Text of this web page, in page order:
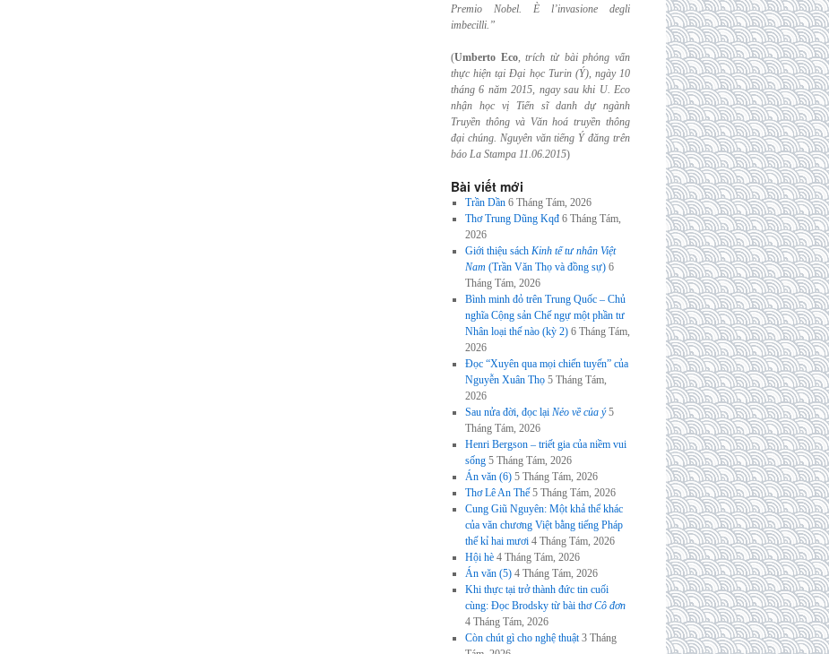
Premio Nobel. È l’invasione degli
imbecilli.”
(Umberto Eco,trích từ bài phỏng vấn
thực hiện tại Đại học Turin (Ý), ngày 10
tháng 6 năm 2015, ngay sau khi U. Eco
nhận học vị Tiến sĩ danh dự ngành
Truyền thông và Văn hoá truyền thông
đại chúng. Nguyên văn tiếng Ý đăng trên
báo La Stampa 11.06.2015)
Bài viết mới
Trần Dần 6 Tháng Tám, 2026
Thơ Trung Dũng Kqđ 6 Tháng Tám,
2026
Giới thiệu sách Kinh tế tư nhân Việt
Nam (Trần Văn Thọ và đồng sự) 6
Tháng Tám, 2026
Bình minh đỏ trên Trung Quốc – Chủ
nghĩa Cộng sản Chế ngự một phần tư
Nhân loại thế nào (kỳ 2) 6 Tháng Tám,
2026
Đọc “Xuyên qua mọi chiến tuyến” của
Nguyễn Xuân Thọ 5 Tháng Tám,
2026
Sau nửa đời, đọc lại Nẻo về của ý 5
Tháng Tám, 2026
Henri Bergson – triết gia của niềm vui
sống 5 Tháng Tám, 2026
Án văn (6) 5 Tháng Tám, 2026
Thơ Lê An Thế 5 Tháng Tám, 2026
Cung Giũ Nguyên: Một khả thể khác
của văn chương Việt bằng tiếng Pháp
thế kỉ hai mươi 4 Tháng Tám, 2026
Hội hè 4 Tháng Tám, 2026
Án văn (5) 4 Tháng Tám, 2026
Khi thực tại trở thành đức tin cuối
cùng: Đọc Brodsky từ bài thơCô đơn
4 Tháng Tám, 2026
Còn chút gì cho nghệ thuật 3 Tháng